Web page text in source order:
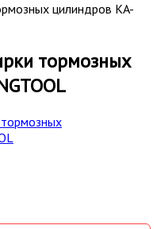
цилиндров KA-
тормозных